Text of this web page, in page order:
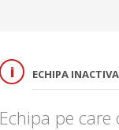
ECHIPA INACTIVA
Echipa pe